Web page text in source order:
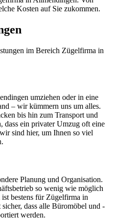
Kosten auf Sie zukommen.
im Bereich Zügelfirma in
umziehen oder in eine
– wir kümmern uns um alles.
bis hin zum Transport und
ein privater Umzug oft eine
sind hier, um Ihnen so viel
Planung und Organisation.
so wenig wie möglich
bestens für Zügelfirma in
dass alle Büromöbel und -
werden.